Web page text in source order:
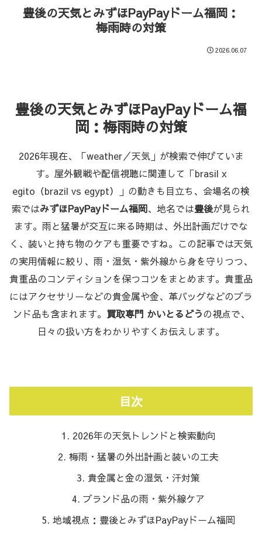
豊後の天気とみずほPayPayドーム福岡：
梅雨時の対策
2026.06.07
豊後の天気とみずほPayPayドーム福
岡：梅雨時の対策
2026年現在、「weather／天気」が検索で伸びていま
す。屋外観戦や配信視聴に関連して「brasil x
egito（brazil vs egypt）」の動きも目立ち、会場名の検
索ではみずほPayPayドーム福岡、地名では豊後が見られ
ます。雨と猛暑が交互に来る時期は、外出計画だけでな
く、装いと持ち物のケアも重要ですね。この記事では天気
の実用情報に絞り、雨・湿気・紫外線から身を守りつつ、
貴重品のコンディションを保つコツをまとめます。貴重品
にはアクセサリーなどの貴金属や金、革バッグなどのブラ
ンド品も含まれます。 買取専門 かいとるどうの視点で、
日々の扱い方をわかりやすくお伝えします。
目次
2026年の天気トレンドと検索動向
梅雨・猛暑の外出計画と装いの工夫
貴金属と金の湿気・汗対策
ブランド品の雨・紫外線ケア
地域視点：豊後とみずほPayPayドーム福岡